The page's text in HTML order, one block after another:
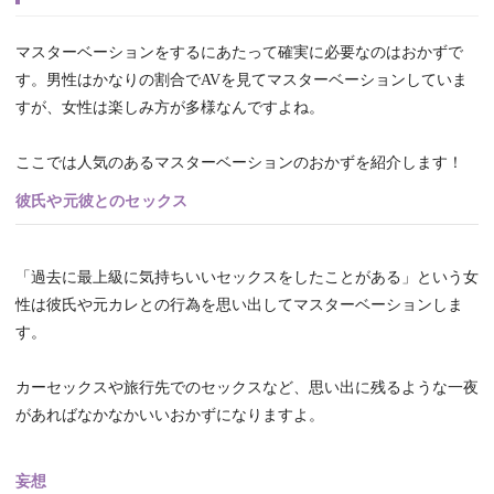
マスターベーションをするにあたって確実に必要なのはおかずで
す。男性はかなりの割合でAVを見てマスターベーションしていま
すが、女性は楽しみ方が多様なんですよね。
ここでは人気のあるマスターベーションのおかずを紹介します！
彼氏や元彼とのセックス
「過去に最上級に気持ちいいセックスをしたことがある」という女
性は彼氏や元カレとの行為を思い出してマスターベーションしま
す。
カーセックスや旅行先でのセックスなど、思い出に残るような一夜
があればなかなかいいおかずになりますよ。
妄想